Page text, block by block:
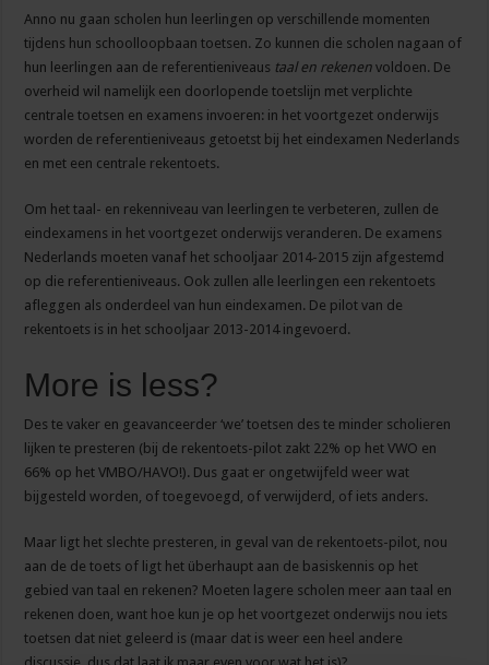
Anno nu gaan scholen hun leerlingen op verschillende momenten
tijdens hun schoolloopbaan toetsen. Zo kunnen die scholen nagaan of
hun leerlingen aan de referentieniveaus taal en rekenen voldoen. De
overheid wil namelijk een doorlopende toetslijn met verplichte
centrale toetsen en examens invoeren: in het voortgezet onderwijs
worden de referentieniveaus getoetst bij het eindexamen Nederlands
en met een centrale rekentoets.
Om het taal- en rekenniveau van leerlingen te verbeteren, zullen de
eindexamens in het voortgezet onderwijs veranderen. De examens
Nederlands moeten vanaf het schooljaar 2014-2015 zijn afgestemd
op die referentieniveaus. Ook zullen alle leerlingen een rekentoets
afleggen als onderdeel van hun eindexamen. De pilot van de
rekentoets is in het schooljaar 2013-2014 ingevoerd.
More is less?
Des te vaker en geavanceerder ‘we’ toetsen des te minder scholieren
lijken te presteren (bij de rekentoets-pilot zakt 22% op het VWO en
66% op het VMBO/HAVO!). Dus gaat er ongetwijfeld weer wat
bijgesteld worden, of toegevoegd, of verwijderd, of iets anders.
Maar ligt het slechte presteren, in geval van de rekentoets-pilot, nou
aan de de toets of ligt het überhaupt aan de basiskennis op het
gebied van taal en rekenen? Moeten lagere scholen meer aan taal en
rekenen doen, want hoe kun je op het voortgezet onderwijs nou iets
toetsen dat niet geleerd is (maar dat is weer een heel andere